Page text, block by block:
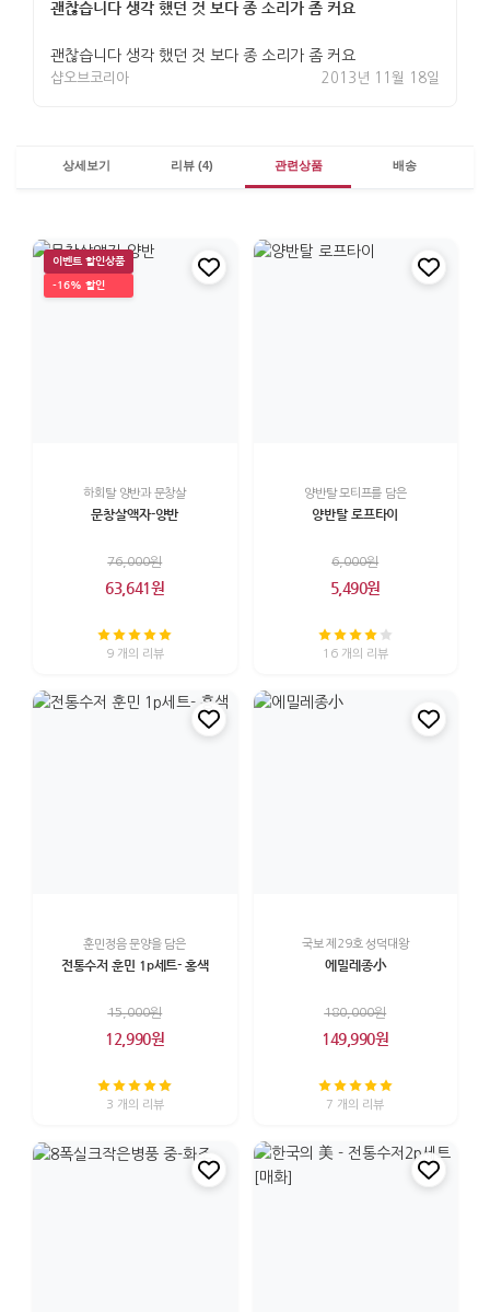
괜찮습니다 생각 했던 것 보다 종 소리가 좀 커요
괜찮습니다 생각 했던 것 보다 종 소리가 좀 커요
샵오브코리아 2013년 11월 18일
상세보기 리뷰 (4) 관련상품 배송
이벤트 할인상품
-16% 할인
하회탈 양반과 문창살
문창살액자-양반
76,000원
63,641원
9 개의 리뷰
양반탈 모티프를 담은
양반탈 로프타이
6,000원
5,490원
16 개의 리뷰
훈민정음 문양을 담은
전통수저 훈민 1p세트- 홍색
15,000원
12,990원
3 개의 리뷰
국보 제29호 성덕대왕
에밀레종小
180,000원
149,990원
7 개의 리뷰